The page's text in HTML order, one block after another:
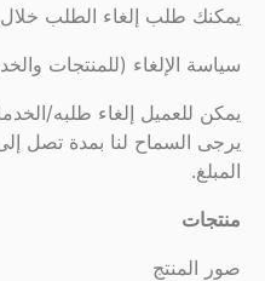
يمكنك طلب إلغاء الطلب خلال 24 ساعة
سياسة الإلغاء (للمنتجات
المبلغ.
منتجات
صور المنتج